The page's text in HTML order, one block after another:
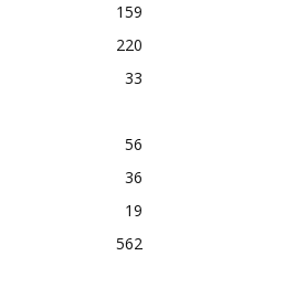
159
220
33
56
36
19
562